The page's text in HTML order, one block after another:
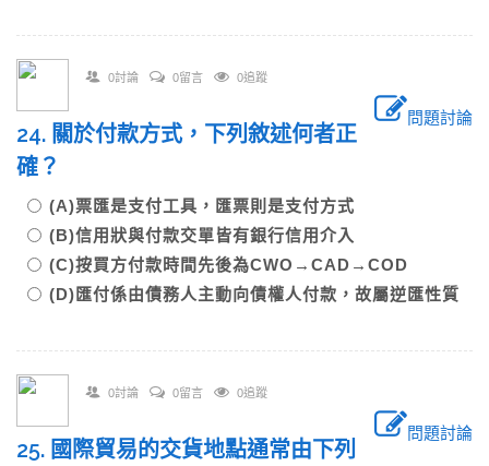
0討論 0留言 0追蹤
問題討論
24. 關於付款方式，下列敘述何者正
確？
(A)票匯是支付工具，匯票則是支付方式
(B)信用狀與付款交單皆有銀行信用介入
(C)按買方付款時間先後為CWO→CAD→COD
(D)匯付係由債務人主動向債權人付款，故屬逆匯性質
0討論 0留言 0追蹤
問題討論
25. 國際貿易的交貨地點通常由下列